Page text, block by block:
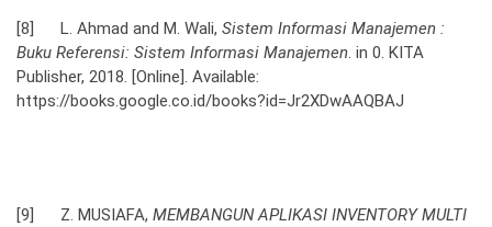
[8] L. Ahmad and M. Wali, Sistem Informasi Manajemen :
Buku Referensi: Sistem Informasi Manajemen. in 0. KITA
Publisher, 2018. [Online]. Available:
https://books.google.co.id/books?id=Jr2XDwAAQBAJ
[9] Z. MUSIAFA, MEMBANGUN APLIKASI INVENTORY MULTI